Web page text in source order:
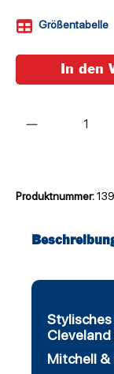
Größentabelle
In den
Produktnummer:
Cleveland
Mitchell